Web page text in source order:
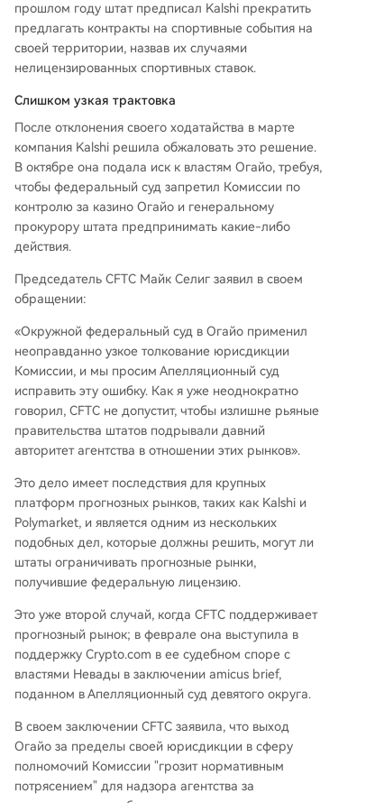
прошлом году штат предписал Kalshi прекратить
предлагать контракты на спортивные события на
своей территории, назвав их случаями
нелицензированных спортивных ставок.
Слишком узкая трактовка
После отклонения своего ходатайства в марте
компания Kalshi решила обжаловать это решение.
В октябре она подала иск к властям Огайо, требуя,
чтобы федеральный суд запретил Комиссии по
контролю за казино Огайо и генеральному
прокурору штата предпринимать какие-либо
действия.
Председатель CFTC Майк Селиг заявил в своем
обращении:
«Окружной федеральный суд в Огайо применил
неоправданно узкое толкование юрисдикции
Комиссии, и мы просим Апелляционный суд
исправить эту ошибку. Как я уже неоднократно
говорил, CFTC не допустит, чтобы излишне рьяные
правительства штатов подрывали давний
авторитет агентства в отношении этих рынков».
Это дело имеет последствия для крупных
платформ прогнозных рынков, таких как Kalshi и
Polymarket, и является одним из нескольких
подобных дел, которые должны решить, могут ли
штаты ограничивать прогнозные рынки,
получившие федеральную лицензию.
Это уже второй случай, когда CFTC поддерживает
прогнозный рынок; в феврале она выступила в
поддержку Crypto.com в ее судебном споре с
властями Невады в заключении amicus brief,
поданном в Апелляционный суд девятого округа.
В своем заключении CFTC заявила, что выход
Огайо за пределы своей юрисдикции в сферу
полномочий Комиссии "грозит нормативным
потрясением" для надзора агентства за